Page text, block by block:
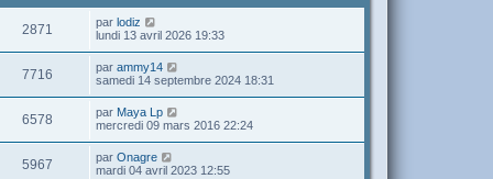
2871 par lodiz
lundi 13 avril 2026 19:33
7716 par ammy14
samedi 14 septembre 2024 18:31
6578 par Maya Lp
mercredi 09 mars 2016 22:24
5967 par Onagre
mardi 04 avril 2023 12:55